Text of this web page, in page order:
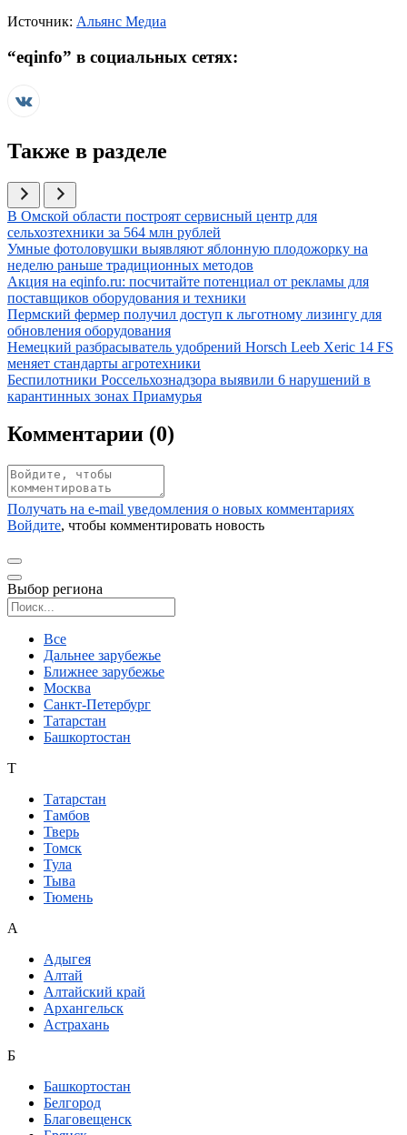
Источник: Альянс Медиа
“eqinfo” в социальных сетях:
Также в разделе
Иллюстрация новости
В Омской области построят сервисный центр для
сельхозтехники за 564 млн рублей
Иллюстрация новости
Умные фотоловушки выявляют яблонную плодожорку на
неделю раньше традиционных методов
Иллюстрация новости
Акция на eqinfo.ru: посчитайте потенциал от рекламы для
поставщиков оборудования и техники
Иллюстрация новости
Пермский фермер получил доступ к льготному лизингу для
обновления оборудования
Иллюстрация новости
Немецкий разбрасыватель удобрений Horsch Leeb Xeric 14 FS
меняет стандарты агротехники
Иллюстрация новости
Беспилотники Россельхознадзора выявили 6 нарушений в
карантинных зонах Приамурья
Комментарии (0)
Получать на e‑mail уведомления о новых комментариях
Войдите, чтобы комментировать новость
Выбор региона
Все
Дальнее зарубежье
Ближнее зарубежье
Москва
Санкт-Петербург
Татарстан
Башкортостан
Т
Татарстан
Тамбов
Тверь
Томск
Тула
Тыва
Тюмень
А
Адыгея
Алтай
Алтайский край
Архангельск
Астрахань
Б
Башкортостан
Белгород
Благовещенск